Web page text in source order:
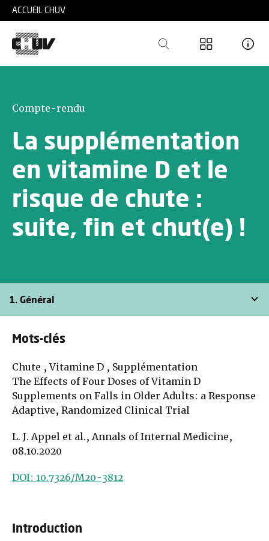
Skip to main content
ACCUEIL CHUV
Compte-rendu
La supplémentation
en vitamine D et le
risque de chute :
suite, fin et chut(e) !
1. Général
Mots-clés
Chute , Vitamine D , Supplémentation
The Effects of Four Doses of Vitamin D
Supplements on Falls in Older Adults: a Response
Adaptive, Randomized Clinical Trial
L. J. Appel et al., Annals of Internal Medicine,
08.10.2020
DOI: 10.7326/M20-3812
Introduction